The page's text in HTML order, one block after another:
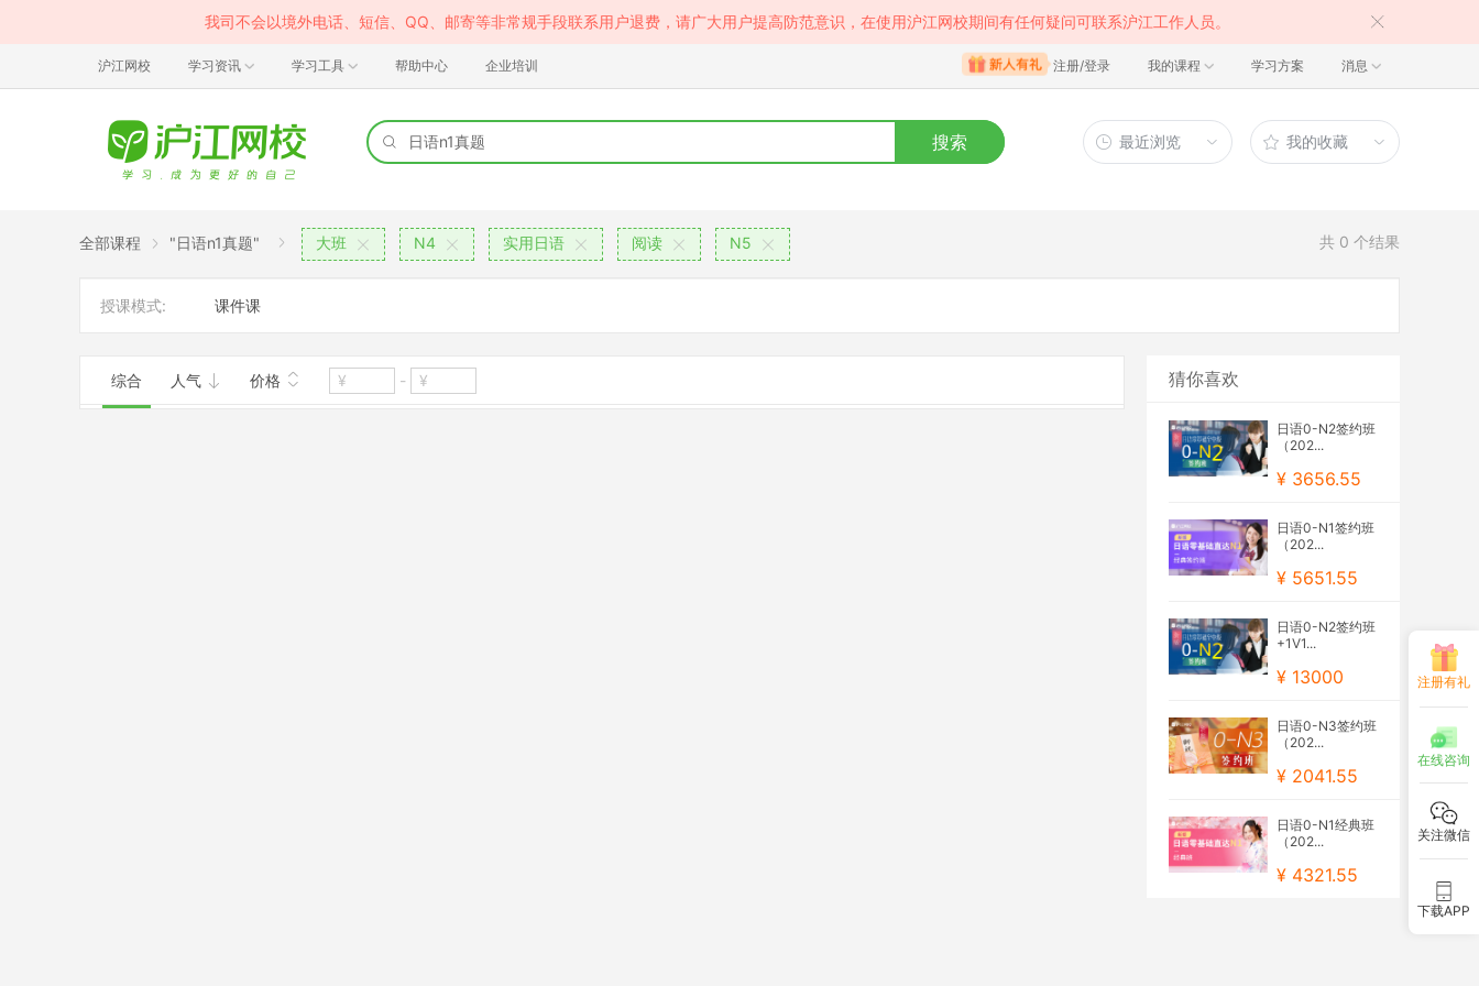
我司不会以境外电话、短信、QQ、邮寄等非常规手段联系用户退费，请广大用户提高防范意识，在使用沪江网校期间有任何疑问可联系沪江工作人员。
沪江网校 学习资讯 学习工具 帮助中心 企业培训 注册/登录 我的课程 学习方案 消息
搜索 最近浏览 我的收藏
全部课程 "日语n1真题" 大班 N4 实用日语 阅读 N5 共 0 个结果
授课模式: 课件课
综合 人气 价格 - 猜你喜欢
日语0-N2签约班
（202...
¥ 3656.55
日语0-N1签约班
（202...
¥ 5651.55
日语0-N2签约班
+1V1...
¥ 13000
日语0-N3签约班
（202...
¥ 2041.55
日语0-N1经典班
（202...
¥ 4321.55
注册有礼
在线咨询
关注微信
下载APP